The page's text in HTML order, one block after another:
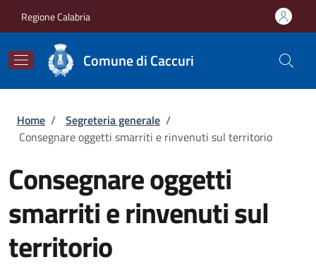
Regione Calabria
Comune di Caccuri
Briciole di pane
Home / Segreteria generale /
Consegnare oggetti smarriti e rinvenuti sul territorio
Consegnare oggetti
smarriti e rinvenuti sul
territorio